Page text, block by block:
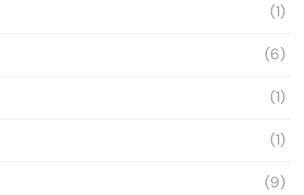
(1)
(6)
(1)
(1)
(9)